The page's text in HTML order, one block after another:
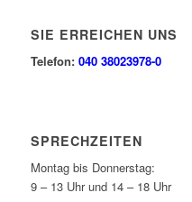
SIE ERREICHEN UNS
Telefon: 040 38023978-0
SPRECHZEITEN
Montag bis Donnerstag:
9 – 13 Uhr und 14 – 18 Uhr